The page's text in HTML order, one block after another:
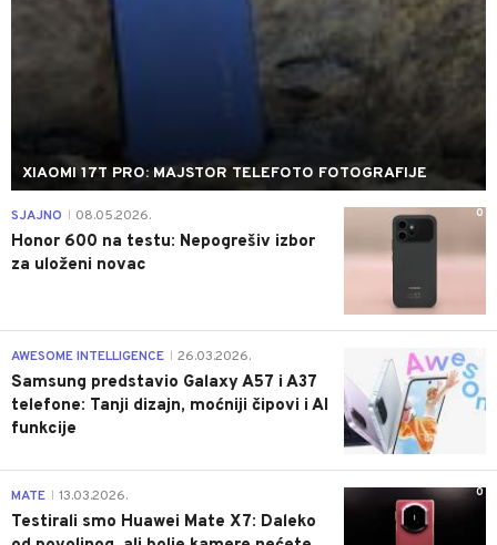
XIAOMI 17T PRO: MAJSTOR TELEFOTO FOTOGRAFIJE
0
SJAJNO 08.05.2026.
Honor 600 na testu: Nepogrešiv izbor
za uloženi novac
AWESOME INTELLIGENCE 26.03.2026.
Samsung predstavio Galaxy A57 i A37
telefone: Tanji dizajn, moćniji čipovi i AI
funkcije
0
MATE 13.03.2026.
Testirali smo Huawei Mate X7: Daleko